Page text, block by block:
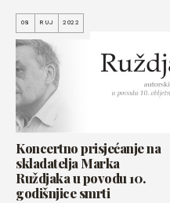
08 RUJ 2022
Koncertno prisjećanje na
skladatelja Marka
Ruždjaka u povodu 10.
godišnjice smrti